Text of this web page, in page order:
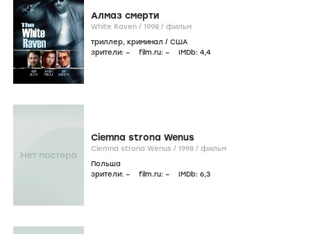
Алмаз смерти
White Raven / 1998 / фильм
триллер, криминал / США
зрители: – film.ru: – IMDb: 4,4
Ciemna strona Wenus
Ciemna strona Wenus / 1998 / фильм
Польша
зрители: – film.ru: – IMDb: 6,3